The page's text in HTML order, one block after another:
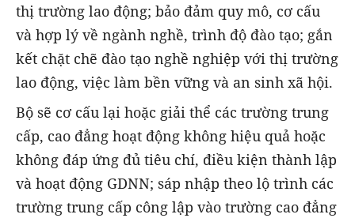
thị trường lao động; bảo đảm quy mô, cơ cấu
và hợp lý về ngành nghề, trình độ đào tạo; gắn
kết chặt chẽ đào tạo nghề nghiệp với thị trường
lao động, việc làm bền vững và an sinh xã hội.
Bộ sẽ cơ cấu lại hoặc giải thể các trường trung
cấp, cao đẳng hoạt động không hiệu quả hoặc
không đáp ứng đủ tiêu chí, điều kiện thành lập
và hoạt động GDNN; sáp nhập theo lộ trình các
trường trung cấp công lập vào trường cao đẳng